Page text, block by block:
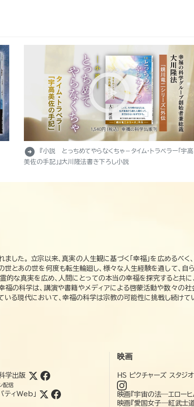
arrow_circle_right
『小説 とっちめてやらなくちゃ－タイム・トラベラー「宇高
美佐の手記」』大川隆法書き下ろし小説
た。 立宗以来、真実の人生観に基づく「幸福」を広めるべ
世とあの世を何度も転生輪廻し、様々な人生経験を通して、
的な真実を広め、人間にとっての本当の幸福を探究すると共
の科学は、講演や書籍やメディアによる啓蒙活動や数々の
る現代において、幸福の科学は宗教の可能性に挑戦し続けて
学出版
配信
ティWeb」
映画
HS ピクチャーズ スタジオ
映画『宇宙の法―エロー
映画『愛国女子―紅武士道